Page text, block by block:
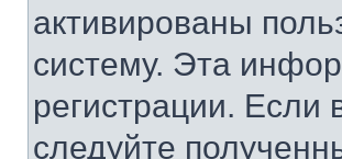
активированы
систему. Эта
регистрации.
следуйте